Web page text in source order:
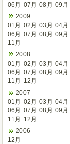
06月 07月 08月 09月
2009
01月 02月 03月 04月
06月 07月 08月 09月
11月
2008
01月 02月 03月 04月
06月 07月 08月 09月
11月
12月
2007
01月 02月 03月 04月
06月 07月 08月 09月
11月
12月
2006
12月